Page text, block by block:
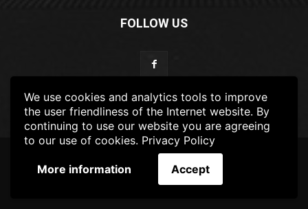
We use cookies and analytics tools to improve
the user friendliness of the Internet website. By
continuing to use our website you are agreeing
to our use of cookies. Privacy Policy
More information Accept
FOLLOW US
TERMS & CONDITIONS